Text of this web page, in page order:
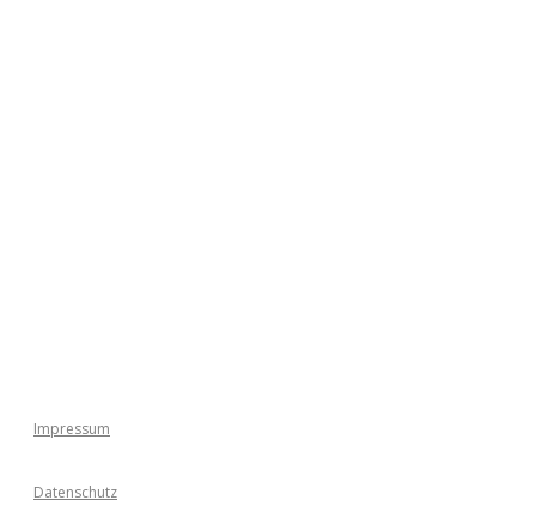
Impressum
Datenschutz